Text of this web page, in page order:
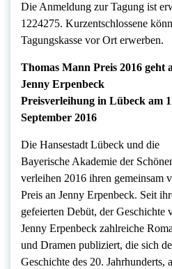
Die Anmeldung zur Tagung ist
1224275. Kurzentschlossene
Tagungskasse vor Ort erwerben.
Thomas Mann Preis 2016 geht
Jenny Erpenbeck
Preisverleihung in Lübeck am
September 2016
Die Hansestadt Lübeck und die
Bayerische Akademie der
verleihen 2016 ihren gemeinsam
Preis an Jenny Erpenbeck. Seit
gefeierten Debüt, der
Jenny Erpenbeck zahlreiche
und Dramen publiziert, die sich
Geschichte des 20. Jahrhunderts,